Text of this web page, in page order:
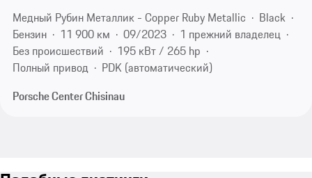
Медный Рубин Металлик - Copper Ruby Metallic
Black
Бензин
11 900 км 09/2023
1 прежний владелец
Без происшествий
195 кВт / 265 hp
Полный привод
PDK (автоматический)
Porsche Center Chisinau